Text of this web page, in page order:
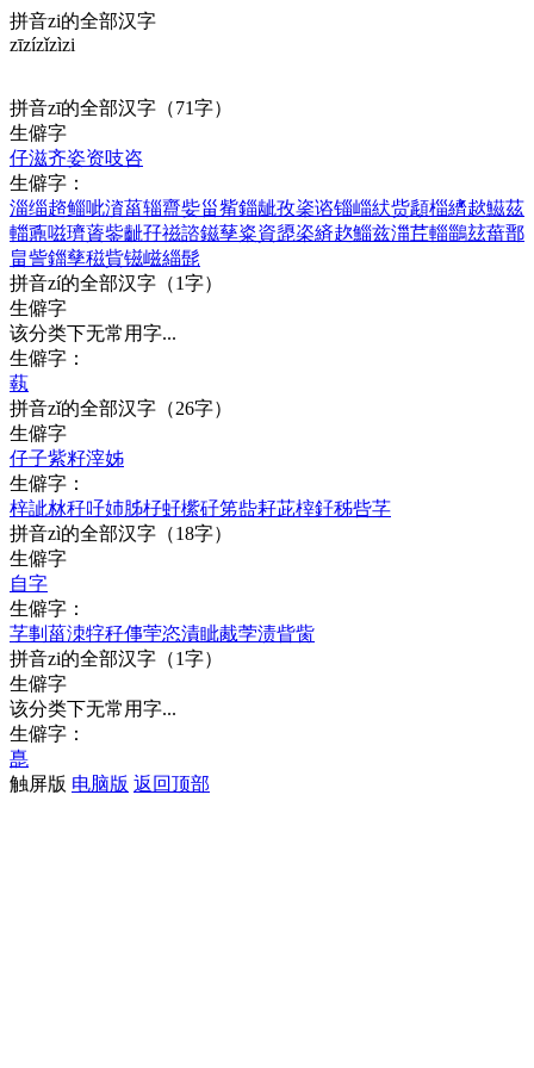
拼音zi的全部汉字
zīzízǐzìzi
拼音zī的全部汉字 （71字）
生僻字
仔滋齐姿资吱咨
生僻字：
淄缁趦鲻呲澬菑辎齍姕甾觜錙龇孜秶谘锱崰紎赀頿椔纃趑鰦茲
輺鼒嗞璾薋鈭齜孖禌諮鎡孶粢資頾栥緕赼鯔兹湽茊輜鶅玆葘鄑
畠訾鍿孳稵貲镃嵫緇髭
拼音zí的全部汉字 （1字）
生僻字
该分类下无常用字...
生僻字：
蓻
拼音zǐ的全部汉字 （26字）
生僻字
仔子紫籽滓姊
生僻字：
梓訿沝秄吇姉胏杍虸橴矷笫啙耔茈榟釨秭呰芓
拼音zì的全部汉字 （18字）
生僻字
自字
生僻字：
芓剚 菑洓牸秄倳荢恣漬眦胾茡渍眥胔
拼音zi的全部汉字 （1字）
生僻字
该分类下无常用字...
生僻字：
嗭
触屏版 电脑版 返回顶部